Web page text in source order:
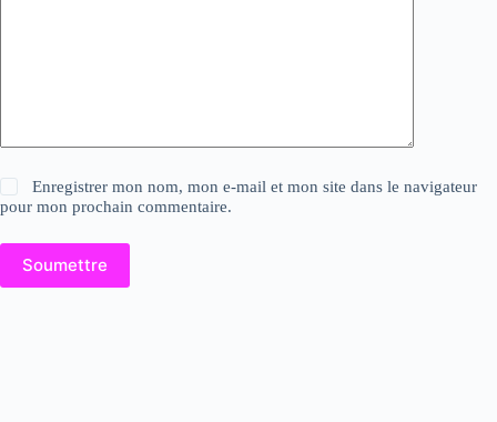
Enregistrer mon nom, mon e-mail et mon site dans le navigateur
pour mon prochain commentaire.
Soumettre